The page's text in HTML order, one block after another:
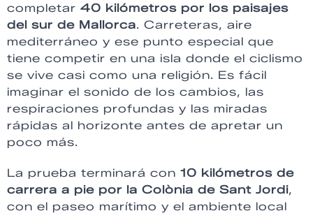
completar 40 kilómetros por los paisajes
del sur de Mallorca. Carreteras, aire
mediterráneo y ese punto especial que
tiene competir en una isla donde el ciclismo
se vive casi como una religión. Es fácil
imaginar el sonido de los cambios, las
respiraciones profundas y las miradas
rápidas al horizonte antes de apretar un
poco más.
La prueba terminará con 10 kilómetros de
carrera a pie por la Colònia de Sant Jordi,
con el paseo marítimo y el ambiente local